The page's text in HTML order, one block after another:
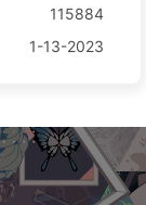
115884
1-13-2023